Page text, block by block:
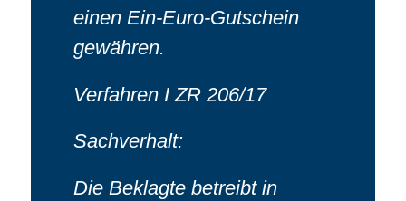
einen Ein-Euro-Gutschein
gewähren.
Verfahren I ZR 206/17
Sachverhalt:
Die Beklagte betreibt in